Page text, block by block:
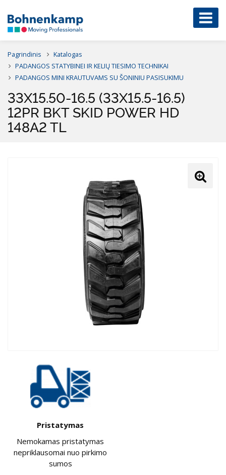
Pagrindinis
Katalogas
PADANGOS STATYBINEI IR KELIŲ TIESIMO TECHNIKAI
PADANGOS MINI KRAUTUVAMS SU ŠONINIU PASISUKIMU
33X15.50-16.5 (33X15.5-16.5)
12PR BKT SKID POWER HD
148A2 TL
Pristatymas
Nemokamas pristatymas
nepriklausomai nuo pirkimo
sumos